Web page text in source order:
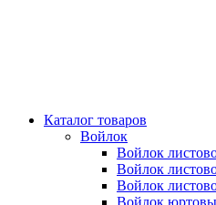
Каталог товаров
Войлок
Войлок
Войлок
Войлок
Войлок